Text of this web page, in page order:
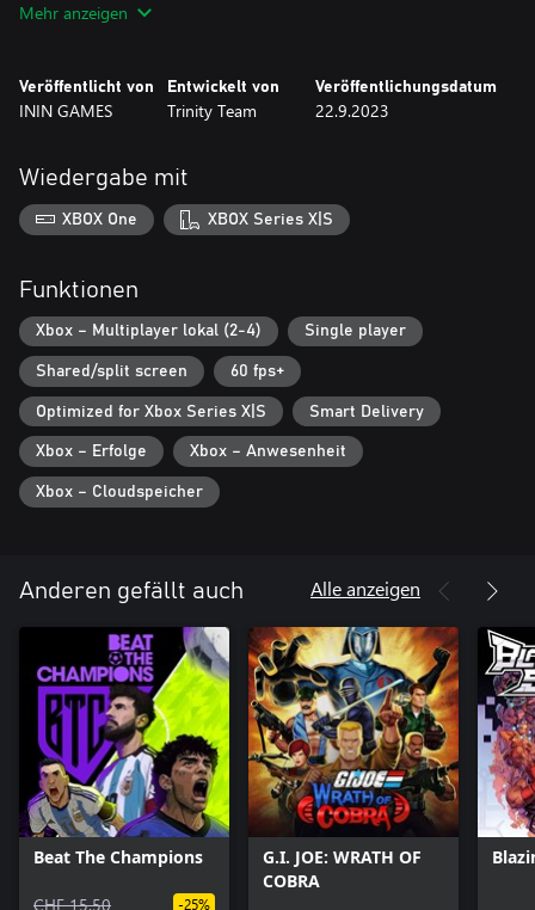
Mehr anzeigen
Veröffentlicht von
ININ GAMES
Entwickelt von
Trinity Team
Veröffentlichungsdatum
22.9.2023
Wiedergabe mit
XBOX One XBOX Series X|S
Funktionen
Xbox – Multiplayer lokal (2-4) Single player
Shared/split screen 60 fps+
Optimized for Xbox Series X|S Smart Delivery
Xbox – Erfolge Xbox – Anwesenheit
Xbox – Cloudspeicher
Anderen gefällt auch Alle anzeigen
Beat The Champions
CHF 15.50 -25%
G.I. JOE: WRATH OF
COBRA